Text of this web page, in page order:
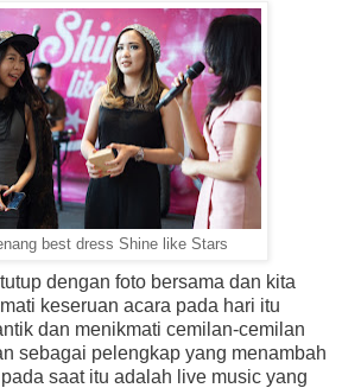
best dress Shine like Stars
dengan foto bersama dan kita
keseruan acara pada hari itu
dan menikmati cemilan-cemilan
sebagai pelengkap yang menambah
saat itu adalah live music yang